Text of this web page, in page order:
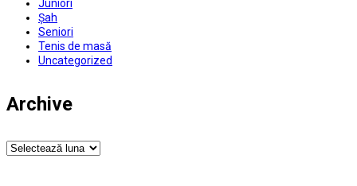
Juniori
Șah
Seniori
Tenis de masă
Uncategorized
Archive
Archive